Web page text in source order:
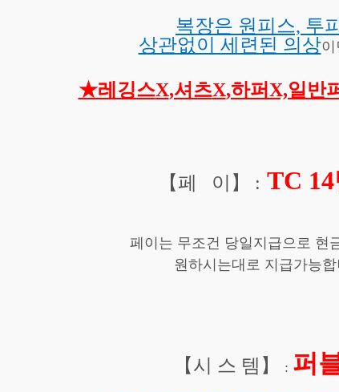
복장은 원피스, 투
상관없이 세련된 의상이
★레깅스X,셔츠X,하퍼X,일반
【페 이 】 : TC
페이는 무조건 당일지급으로 현
원하시 는대로 지급가능
【시 스 템 】 : 퍼